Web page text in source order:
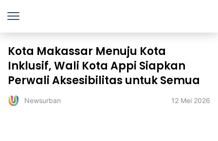
Kota Makassar Menuju Kota
Inklusif, Wali Kota Appi Siapkan
Perwali Aksesibilitas untuk Semua
Newsurban 12 Mei 2026